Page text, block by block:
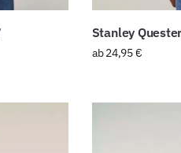
Stanley
ab24,95€